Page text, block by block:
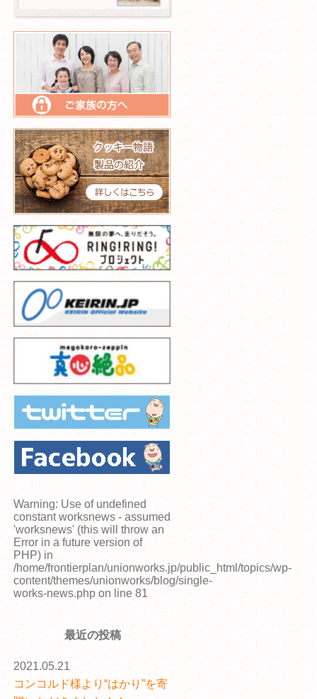
Warning: Use of undefined
constant worksnews - assumed
'worksnews' (this will throw an
Error in a future version of
PHP) in
/home/frontierplan/unionworks.jp/public_html/topics/wp-
content/themes/unionworks/blog/single-
works-news.php on line 81
最近の投稿
2021.05.21
コンコルド様より“はかり”を寄